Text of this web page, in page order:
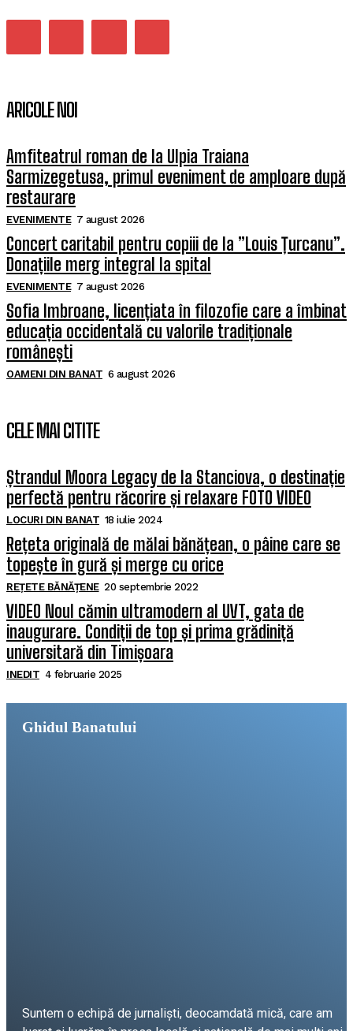
ARICOLE NOI
Amfiteatrul roman de la Ulpia Traiana
Sarmizegetusa, primul eveniment de amploare după
restaurare
EVENIMENTE 7 august 2026
Concert caritabil pentru copiii de la ”Louis Țurcanu”.
Donațiile merg integral la spital
EVENIMENTE 7 august 2026
Sofia Imbroane, licențiata în filozofie care a îmbinat
educația occidentală cu valorile tradiționale
românești
OAMENI DIN BANAT 6 august 2026
CELE MAI CITITE
Ștrandul Moora Legacy de la Stanciova, o destinație
perfectă pentru răcorire și relaxare FOTO VIDEO
LOCURI DIN BANAT 18 iulie 2024
Rețeta originală de mălai bănățean, o pâine care se
topește în gură și merge cu orice
REȚETE BĂNĂȚENE 20 septembrie 2022
VIDEO Noul cămin ultramodern al UVT, gata de
inaugurare. Condiții de top și prima grădiniță
universitară din Timișoara
INEDIT 4 februarie 2025
Ghidul Banatului
Suntem o echipă de jurnaliști, deocamdată mică, care am